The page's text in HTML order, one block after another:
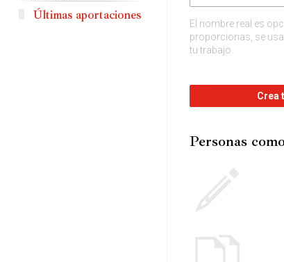
El nombre real es
proporcionas, se
tu trabajo.
Crea
Personas
Últimas aportaciones